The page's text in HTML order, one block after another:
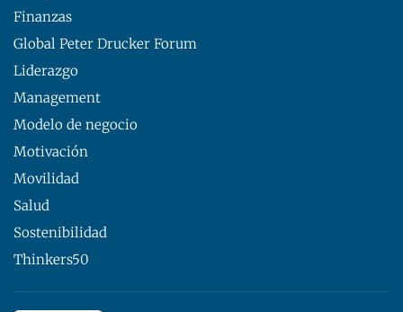
Finanzas
Global Peter Drucker Forum
Liderazgo
Management
Modelo de negocio
Motivación
Movilidad
Salud
Sostenibilidad
Thinkers50